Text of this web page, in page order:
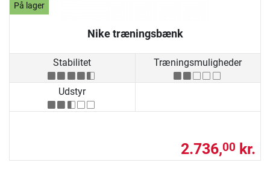
På lager
Nike træningsbænk
Stabilitet Træningsmuligheder
Udstyr
2.736,00 kr.